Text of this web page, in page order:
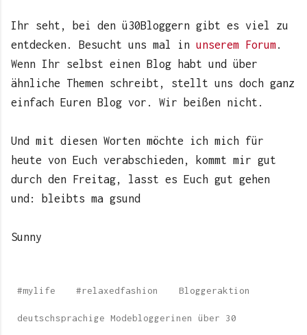
Ihr seht, bei den ü30Bloggern gibt es viel zu
entdecken. Besucht uns mal in unserem Forum.
Wenn Ihr selbst einen Blog habt und über
ähnliche Themen schreibt, stellt uns doch ganz
einfach Euren Blog vor. Wir beißen nicht.
Und mit diesen Worten möchte ich mich für
heute von Euch verabschieden, kommt mir gut
durch den Freitag, lasst es Euch gut gehen
und: bleibts ma gsund
Sunny
#mylife #relaxedfashion Bloggeraktion
deutschsprachige Modebloggerinen über 30